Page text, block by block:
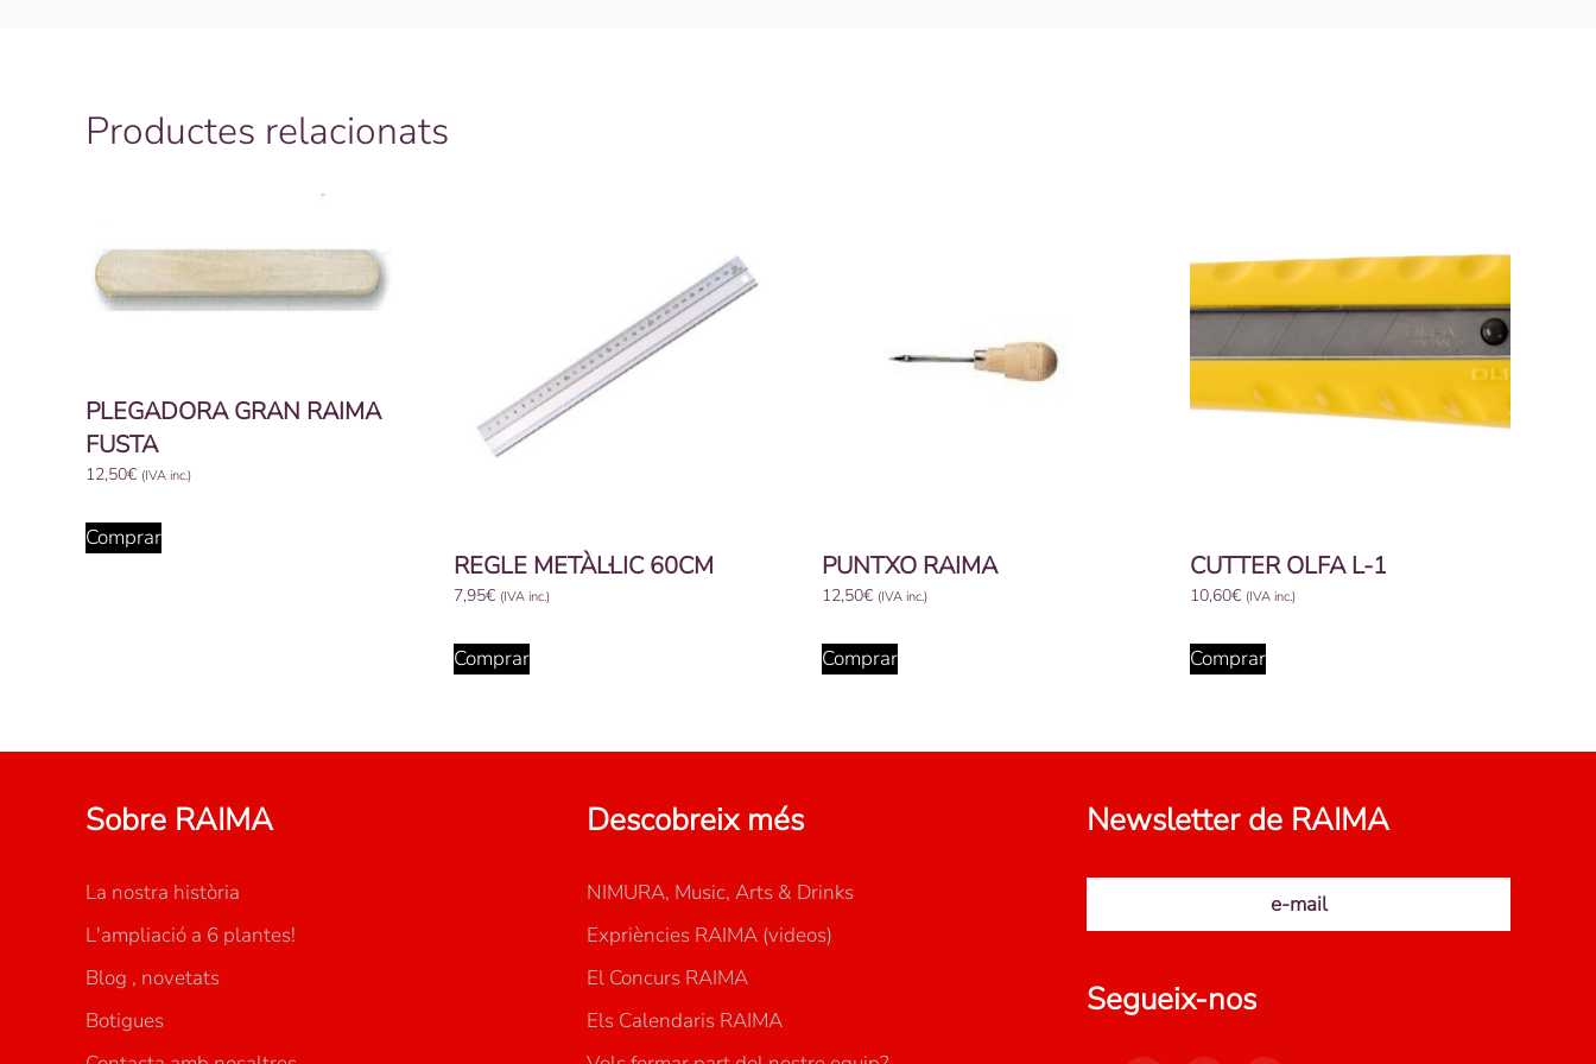
Productes relacionats
PLEGADORA GRAN RAIMA
FUSTA
12,50€ (IVA inc.)
Comprar
REGLE METÀL·LIC 60CM
7,95€ (IVA inc.)
Comprar
PUNTXO RAIMA
12,50€ (IVA inc.)
Comprar
CUTTER OLFA L-1
10,60€ (IVA inc.)
Comprar
Sobre RAIMA
La nostra història
L'ampliació a 6 plantes!
Blog , novetats
Botigues
Descobreix més
NIMURA, Music, Arts & Drinks
Expriències RAIMA (videos)
El Concurs RAIMA
Els Calendaris RAIMA
Newsletter de RAIMA
e-mail
Segueix-nos